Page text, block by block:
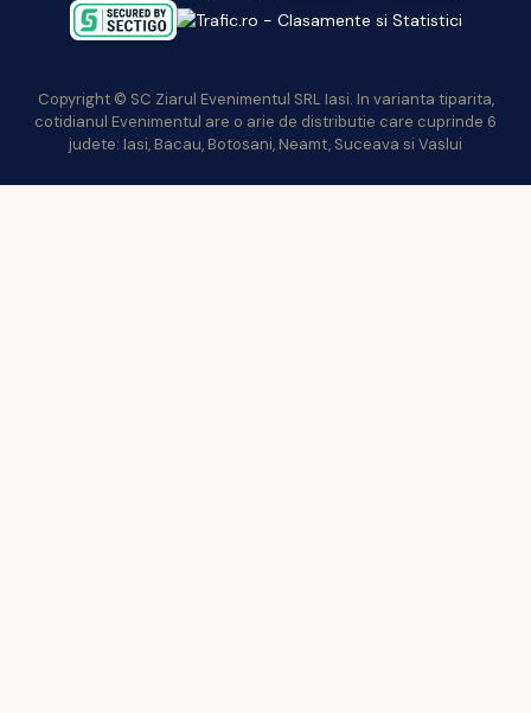
Copyright © SC Ziarul Evenimentul SRL Iasi. In varianta tiparita,
cotidianul Evenimentul are o arie de distributie care cuprinde 6
judete: Iasi, Bacau, Botosani, Neamt, Suceava si Vaslui